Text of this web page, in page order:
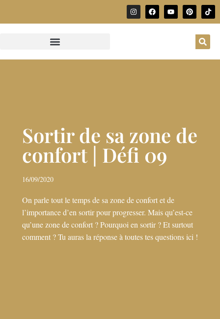
Sortir de sa zone de
confort | Défi 09
16/09/2020
On parle tout le temps de sa zone de confort et de
l’importance d’en sortir pour progresser. Mais qu’est-ce
qu’une zone de confort ? Pourquoi en sortir ? Et surtout
comment ? Tu auras la réponse à toutes tes questions ici !